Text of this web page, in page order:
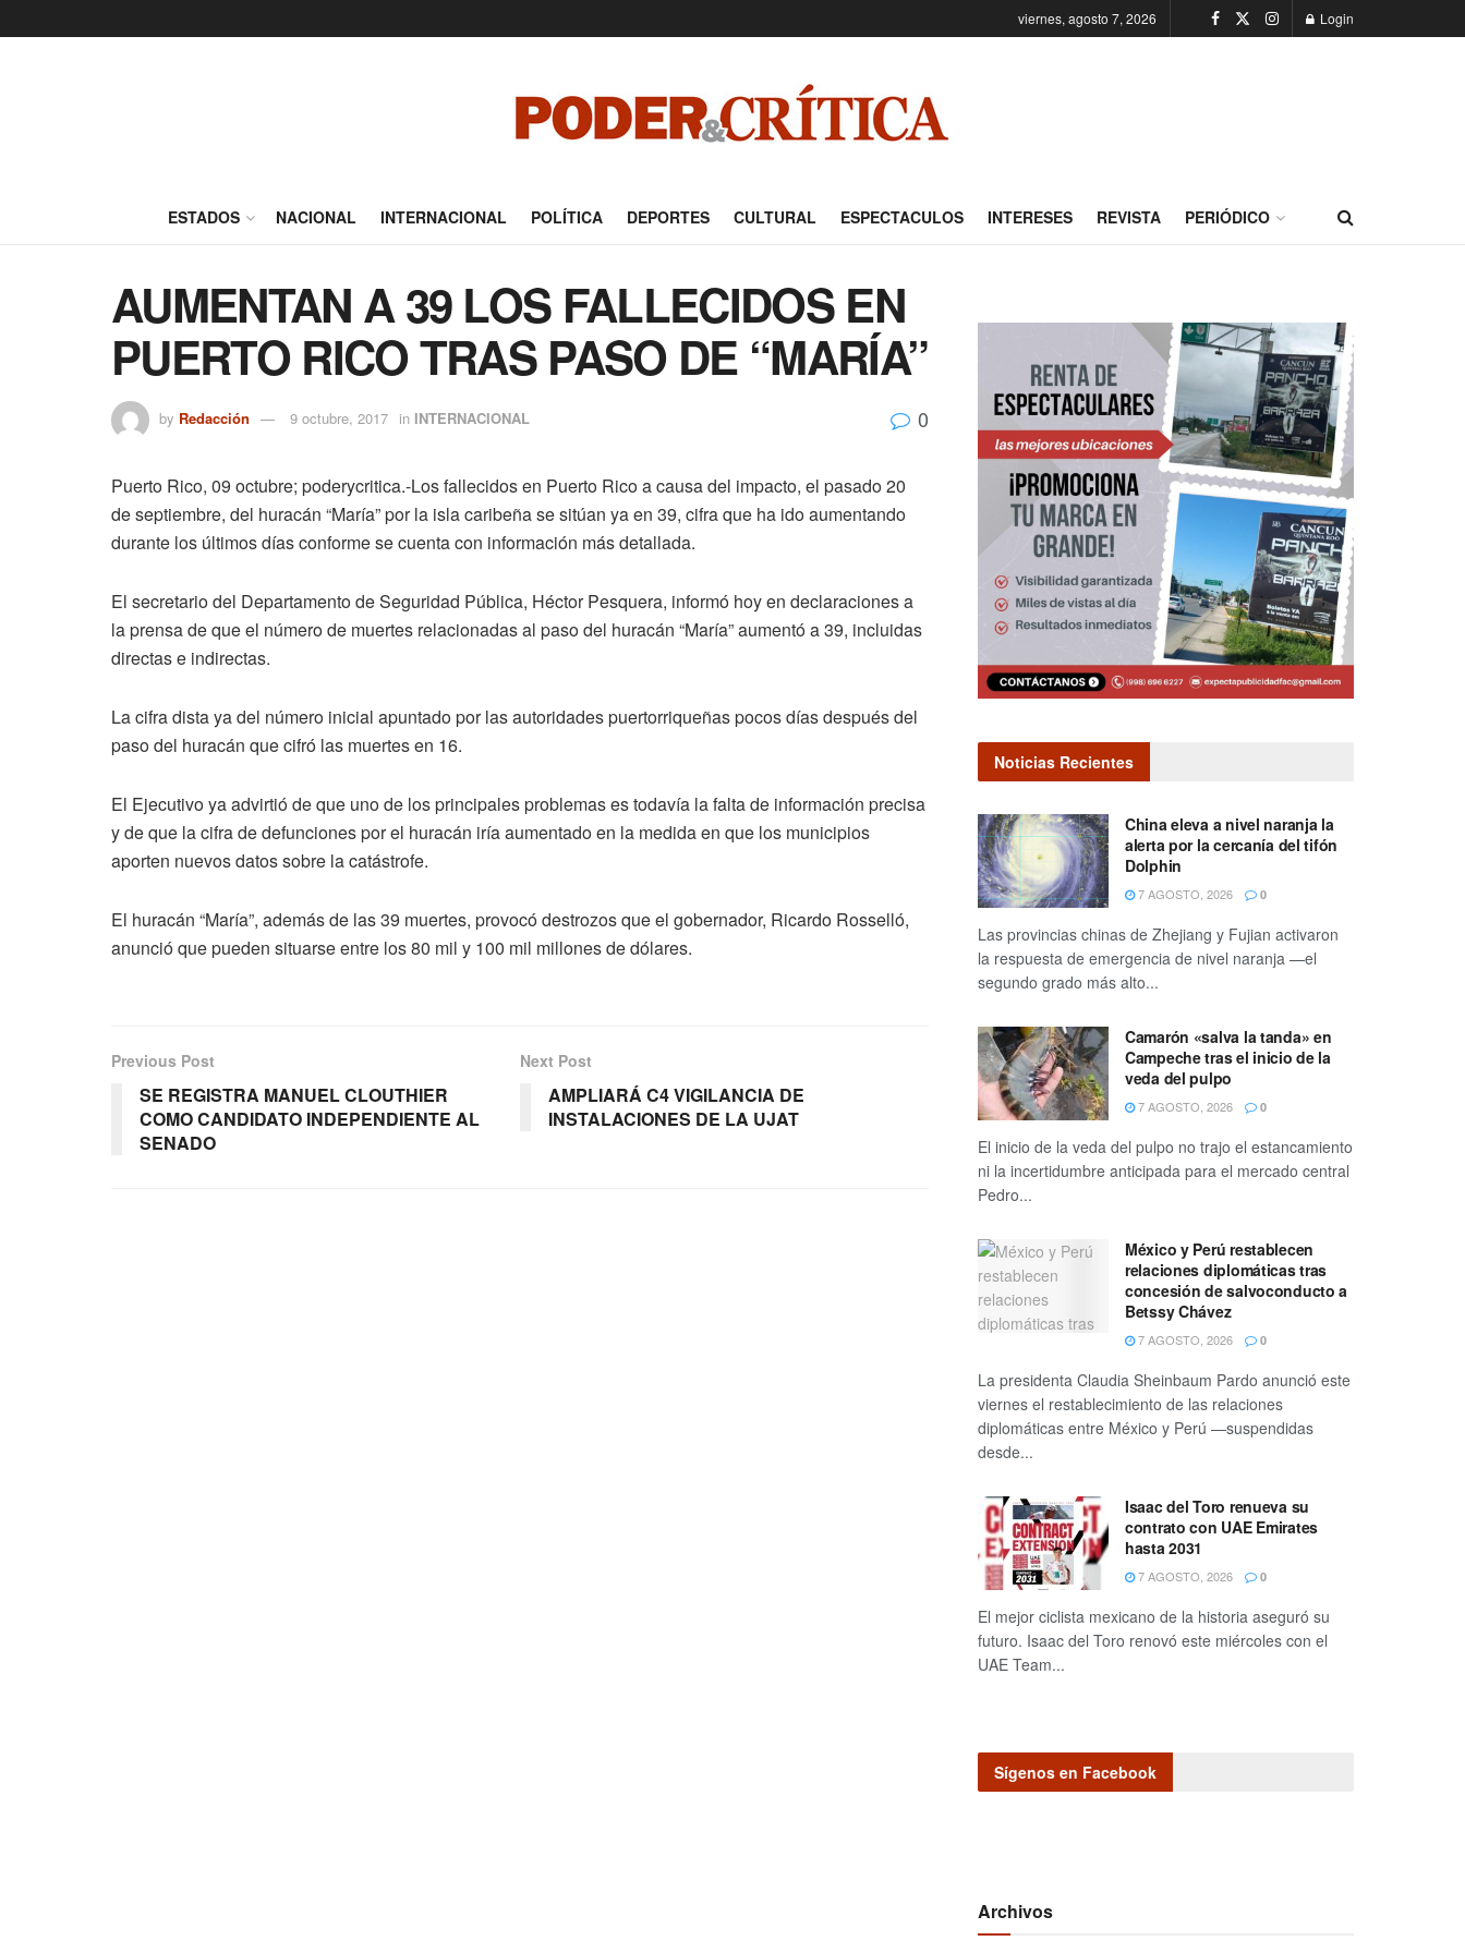
viernes, agosto 7, 2026 Login
ESTADOS NACIONAL INTERNACIONAL POLÍTICA DEPORTES CULTURAL ESPECTACULOS INTERESES REVISTA PERIÓDICO
AUMENTAN A 39 LOS FALLECIDOS EN
PUERTO RICO TRAS PASO DE “MARÍA”
by Redacción 9 octubre, 2017 in INTERNACIONAL 0
Puerto Rico, 09 octubre; poderycritica.-Los fallecidos en Puerto Rico a causa del impacto, el pasado 20
de septiembre, del huracán “María” por la isla caribeña se sitúan ya en 39, cifra que ha ido aumentando
durante los últimos días conforme se cuenta con información más detallada.
El secretario del Departamento de Seguridad Pública, Héctor Pesquera, informó hoy en declaraciones a
la prensa de que el número de muertes relacionadas al paso del huracán “María” aumentó a 39, incluidas
directas e indirectas.
La cifra dista ya del número inicial apuntado por las autoridades puertorriqueñas pocos días después del
paso del huracán que cifró las muertes en 16.
El Ejecutivo ya advirtió de que uno de los principales problemas es todavía la falta de información precisa
y de que la cifra de defunciones por el huracán iría aumentado en la medida en que los municipios
aporten nuevos datos sobre la catástrofe.
El huracán “María”, además de las 39 muertes, provocó destrozos que el gobernador, Ricardo Rosselló,
anunció que pueden situarse entre los 80 mil y 100 mil millones de dólares.
Previous Post
SE REGISTRA MANUEL CLOUTHIER
COMO CANDIDATO INDEPENDIENTE AL
SENADO
Next Post
AMPLIARÁ C4 VIGILANCIA DE
INSTALACIONES DE LA UJAT
Noticias Recientes
China eleva a nivel naranja la
alerta por la cercanía del tifón
Dolphin
7 AGOSTO, 2026 0
Las provincias chinas de Zhejiang y Fujian activaron
la respuesta de emergencia de nivel naranja —el
segundo grado más alto...
Camarón «salva la tanda» en
Campeche tras el inicio de la
veda del pulpo
7 AGOSTO, 2026 0
El inicio de la veda del pulpo no trajo el estancamiento
ni la incertidumbre anticipada para el mercado central
Pedro...
México y Perú restablecen
relaciones diplomáticas tras
concesión de salvoconducto a
Betssy Chávez
7 AGOSTO, 2026 0
La presidenta Claudia Sheinbaum Pardo anunció este
viernes el restablecimiento de las relaciones
diplomáticas entre México y Perú —suspendidas
desde...
Isaac del Toro renueva su
contrato con UAE Emirates
hasta 2031
7 AGOSTO, 2026 0
El mejor ciclista mexicano de la historia aseguró su
futuro. Isaac del Toro renovó este miércoles con el
UAE Team...
Sígenos en Facebook
Archivos